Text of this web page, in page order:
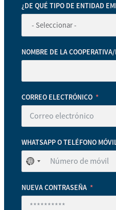
¿DE QUÉ TIPO DE ENTIDAD
NOMBRE DE LA
CORREO ELECTRÓNICO
WHATSAPP O TELÉFONO
No
se
ha
seleccionado
ningún
NUEVA CONTRASEÑA